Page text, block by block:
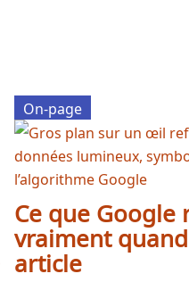
On-page
Ce que Google
vraiment
article